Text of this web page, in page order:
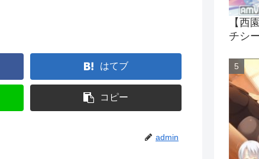
はてブ
コピー
admin
【西
チシ